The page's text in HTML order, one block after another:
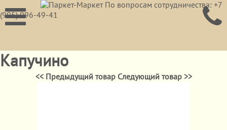
По вопросам сотрудничества: +7
(995) 996-49-41
Капучино
<< Предыдущий товар Следующий товар >>